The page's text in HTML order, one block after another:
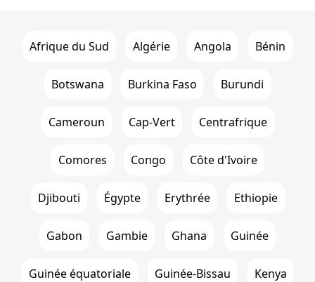
Afrique du Sud Algérie Angola Bénin
Botswana Burkina Faso Burundi
Cameroun Cap-Vert Centrafrique
Comores Congo Côte d'Ivoire
Djibouti Égypte Erythrée Ethiopie
Gabon Gambie Ghana Guinée
Guinée équatoriale Guinée-Bissau Kenya